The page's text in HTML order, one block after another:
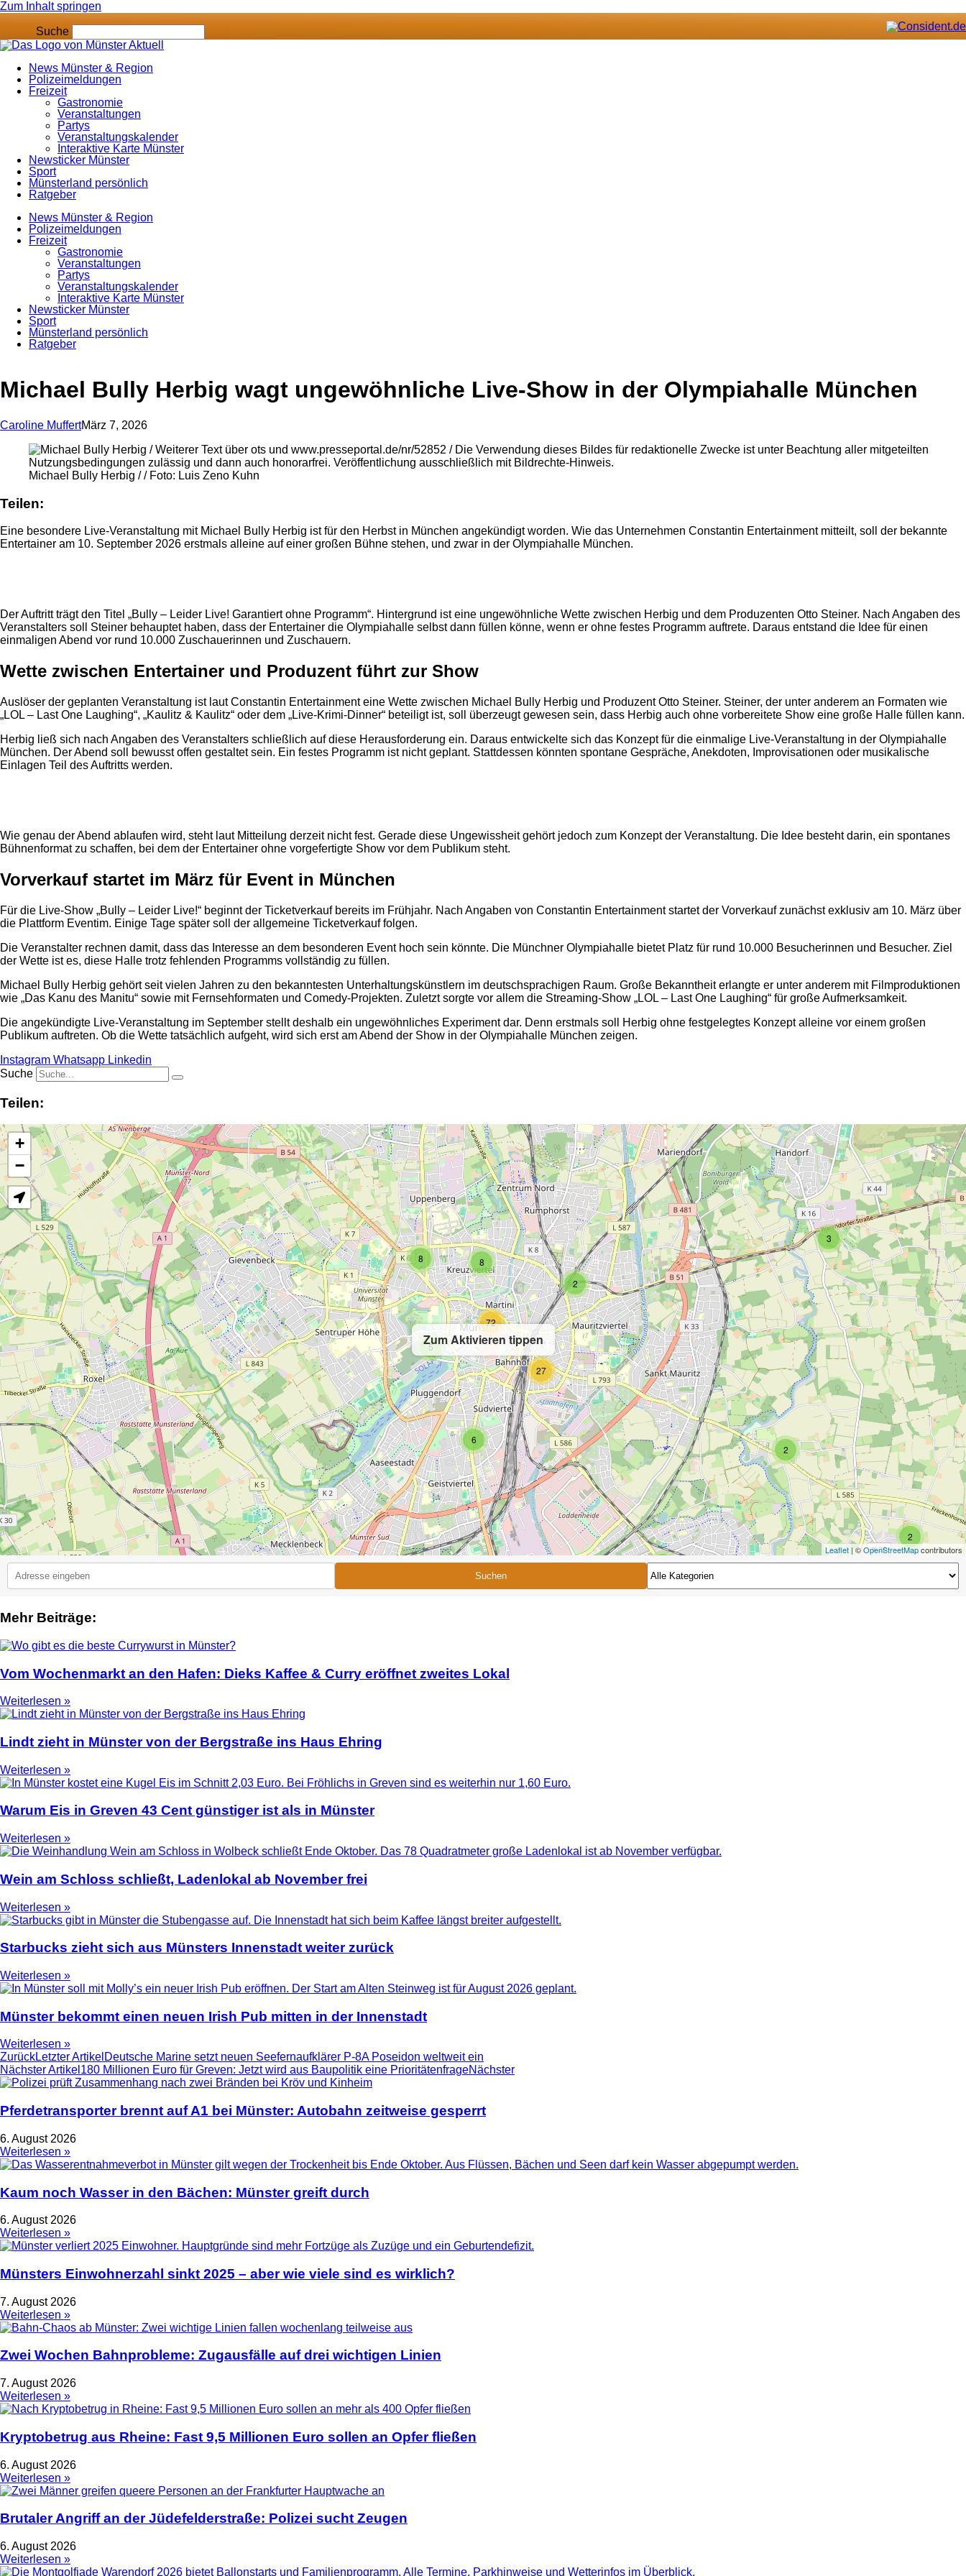
Zum Inhalt springen
Suche
News Münster & Region
Polizeimeldungen
Freizeit
Gastronomie
Veranstaltungen
Partys
Veranstaltungskalender
Interaktive Karte Münster
Newsticker Münster
Sport
Münsterland persönlich
Ratgeber
News Münster & Region
Polizeimeldungen
Freizeit
Gastronomie
Veranstaltungen
Partys
Veranstaltungskalender
Interaktive Karte Münster
Newsticker Münster
Sport
Münsterland persönlich
Ratgeber
Michael Bully Herbig wagt ungewöhnliche Live-Show in der Olympiahalle München
Caroline MuffertMärz 7, 2026
Michael Bully Herbig / / Foto: Luis Zeno Kuhn
Teilen:
Eine besondere Live-Veranstaltung mit Michael Bully Herbig ist für den Herbst in München angekündigt worden. Wie das Unternehmen Constantin Entertainment mitteilt, soll der bekannte
Entertainer am 10. September 2026 erstmals alleine auf einer großen Bühne stehen, und zwar in der Olympiahalle München.
Der Auftritt trägt den Titel „Bully – Leider Live! Garantiert ohne Programm“. Hintergrund ist eine ungewöhnliche Wette zwischen Herbig und dem Produzenten Otto Steiner. Nach Angaben des
Veranstalters soll Steiner behauptet haben, dass der Entertainer die Olympiahalle selbst dann füllen könne, wenn er ohne festes Programm auftrete. Daraus entstand die Idee für einen
einmaligen Abend vor rund 10.000 Zuschauerinnen und Zuschauern.
Wette zwischen Entertainer und Produzent führt zur Show
Auslöser der geplanten Veranstaltung ist laut Constantin Entertainment eine Wette zwischen Michael Bully Herbig und Produzent Otto Steiner. Steiner, der unter anderem an Formaten wie
„LOL – Last One Laughing“, „Kaulitz & Kaulitz“ oder dem „Live-Krimi-Dinner“ beteiligt ist, soll überzeugt gewesen sein, dass Herbig auch ohne vorbereitete Show eine große Halle füllen kann.
Herbig ließ sich nach Angaben des Veranstalters schließlich auf diese Herausforderung ein. Daraus entwickelte sich das Konzept für die einmalige Live-Veranstaltung in der Olympiahalle
München. Der Abend soll bewusst offen gestaltet sein. Ein festes Programm ist nicht geplant. Stattdessen könnten spontane Gespräche, Anekdoten, Improvisationen oder musikalische
Einlagen Teil des Auftritts werden.
Wie genau der Abend ablaufen wird, steht laut Mitteilung derzeit nicht fest. Gerade diese Ungewissheit gehört jedoch zum Konzept der Veranstaltung. Die Idee besteht darin, ein spontanes
Bühnenformat zu schaffen, bei dem der Entertainer ohne vorgefertigte Show vor dem Publikum steht.
Vorverkauf startet im März für Event in München
Für die Live-Show „Bully – Leider Live!“ beginnt der Ticketverkauf bereits im Frühjahr. Nach Angaben von Constantin Entertainment startet der Vorverkauf zunächst exklusiv am 10. März über
die Plattform Eventim. Einige Tage später soll der allgemeine Ticketverkauf folgen.
Die Veranstalter rechnen damit, dass das Interesse an dem besonderen Event hoch sein könnte. Die Münchner Olympiahalle bietet Platz für rund 10.000 Besucherinnen und Besucher. Ziel
der Wette ist es, diese Halle trotz fehlenden Programms vollständig zu füllen.
Michael Bully Herbig gehört seit vielen Jahren zu den bekanntesten Unterhaltungskünstlern im deutschsprachigen Raum. Große Bekanntheit erlangte er unter anderem mit Filmproduktionen
wie „Das Kanu des Manitu“ sowie mit Fernsehformaten und Comedy-Projekten. Zuletzt sorgte vor allem die Streaming-Show „LOL – Last One Laughing“ für große Aufmerksamkeit.
Die angekündigte Live-Veranstaltung im September stellt deshalb ein ungewöhnliches Experiment dar. Denn erstmals soll Herbig ohne festgelegtes Konzept alleine vor einem großen
Publikum auftreten. Ob die Wette tatsächlich aufgeht, wird sich erst am Abend der Show in der Olympiahalle München zeigen.
Instagram Whatsapp Linkedin
Suche
Teilen:
Zum Aktivieren tippen
2
3
2
2
2
2
8
6
8
27
5
72
+
−
Leaflet| ©OpenStreetMapcontributors
Suchen
Mehr Beiträge:
Vom Wochenmarkt an den Hafen: Dieks Kaffee & Curry eröffnet zweites Lokal
Weiterlesen »
Lindt zieht in Münster von der Bergstraße ins Haus Ehring
Weiterlesen »
Warum Eis in Greven 43 Cent günstiger ist als in Münster
Weiterlesen »
Wein am Schloss schließt, Ladenlokal ab November frei
Weiterlesen »
Starbucks zieht sich aus Münsters Innenstadt weiter zurück
Weiterlesen »
Münster bekommt einen neuen Irish Pub mitten in der Innenstadt
Weiterlesen »
ZurückLetzter Artikel Deutsche Marine setzt neuen Seefernaufklärer P-8A Poseidon weltweit ein
Nächster Artikel 180 Millionen Euro für Greven: Jetzt wird aus Baupolitik eine PrioritätenfrageNächster
Pferdetransporter brennt auf A1 bei Münster: Autobahn zeitweise gesperrt
6. August 2026
Weiterlesen »
Kaum noch Wasser in den Bächen: Münster greift durch
6. August 2026
Weiterlesen »
Münsters Einwohnerzahl sinkt 2025 – aber wie viele sind es wirklich?
7. August 2026
Weiterlesen »
Zwei Wochen Bahnprobleme: Zugausfälle auf drei wichtigen Linien
7. August 2026
Weiterlesen »
Kryptobetrug aus Rheine: Fast 9,5 Millionen Euro sollen an Opfer fließen
6. August 2026
Weiterlesen »
Brutaler Angriff an der Jüdefelderstraße: Polizei sucht Zeugen
6. August 2026
Weiterlesen »